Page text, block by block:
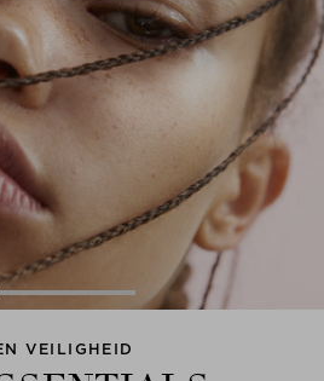
VEILIGHEID